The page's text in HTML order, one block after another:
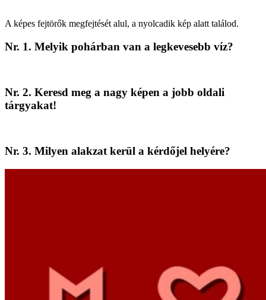
A képes fejtörők megfejtését alul, a nyolcadik kép alatt találod.
Nr. 1. Melyik pohárban van a legkevesebb víz?
Nr. 2. Keresd meg a nagy képen a jobb oldali
tárgyakat!
Nr. 3. Milyen alakzat kerül a kérdőjel helyére?